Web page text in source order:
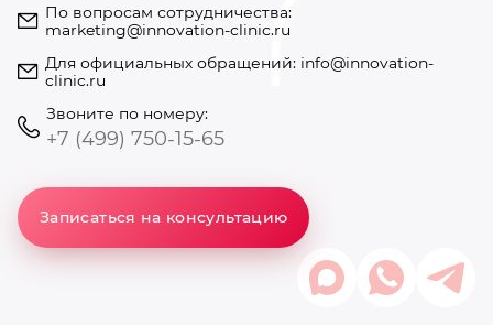
По вопросам сотрудничества:
marketing@innovation-clinic.ru
Для официальных обращений: info@innovation-
clinic.ru
Звоните по номеру:
+7 (499) 750-15-65
Записаться на консультацию